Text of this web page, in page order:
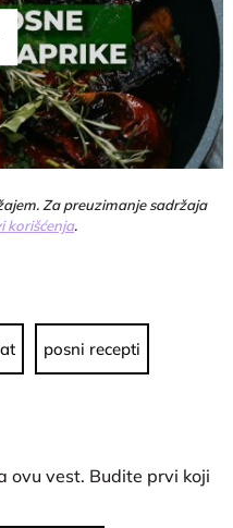
Za preuzimanje sadržaja
korišćenja.
posni recepti
ovu vest. Budite prvi koji